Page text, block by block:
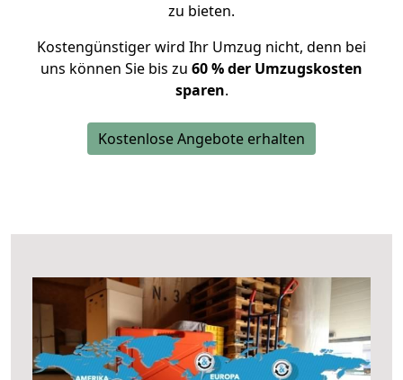
zu bieten.
Kostengünstiger wird Ihr Umzug nicht, denn bei
uns können Sie bis zu 60 % der Umzugskosten
sparen.
Kostenlose Angebote erhalten